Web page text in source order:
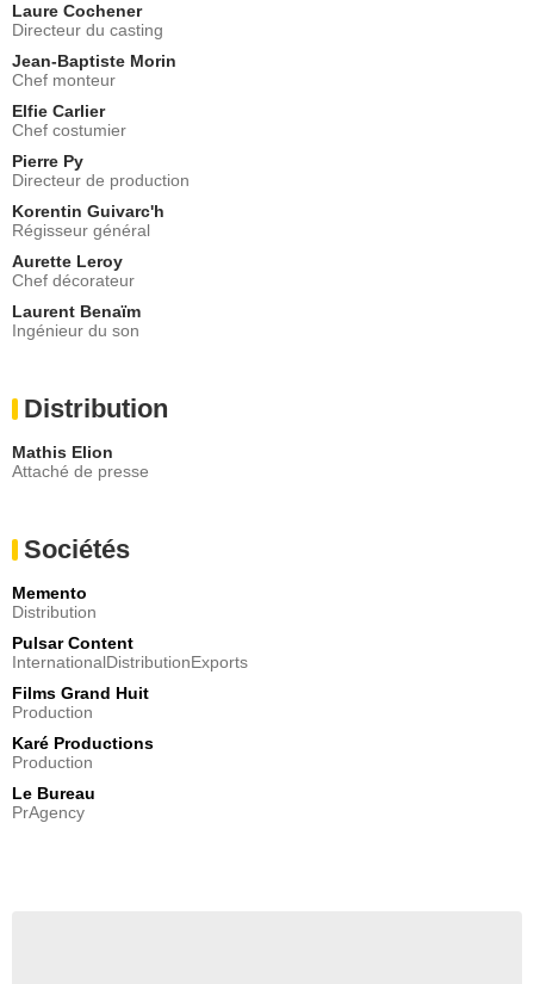
Laure Cochener
Directeur du casting
Jean-Baptiste Morin
Chef monteur
Elfie Carlier
Chef costumier
Pierre Py
Directeur de production
Korentin Guivarc'h
Régisseur général
Aurette Leroy
Chef décorateur
Laurent Benaïm
Ingénieur du son
Distribution
Mathis Elion
Attaché de presse
Sociétés
Memento
Distribution
Pulsar Content
InternationalDistributionExports
Films Grand Huit
Production
Karé Productions
Production
Le Bureau
PrAgency